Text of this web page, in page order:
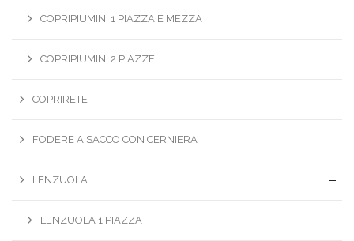
COPRIPIUMINI 1 PIAZZA E MEZZA
COPRIPIUMINI 2 PIAZZE
COPRIRETE
FODERE A SACCO CON CERNIERA
LENZUOLA
LENZUOLA 1 PIAZZA